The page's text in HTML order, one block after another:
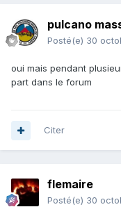
pulcano
Posté(e) 30
oui mais pendant
part dans le forum
Citer
flemaire
Posté(e) 30